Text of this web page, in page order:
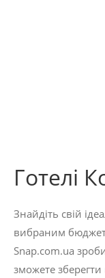
Готелі
Знайдіть свій
вибраним
Snap.com.ua
зможете